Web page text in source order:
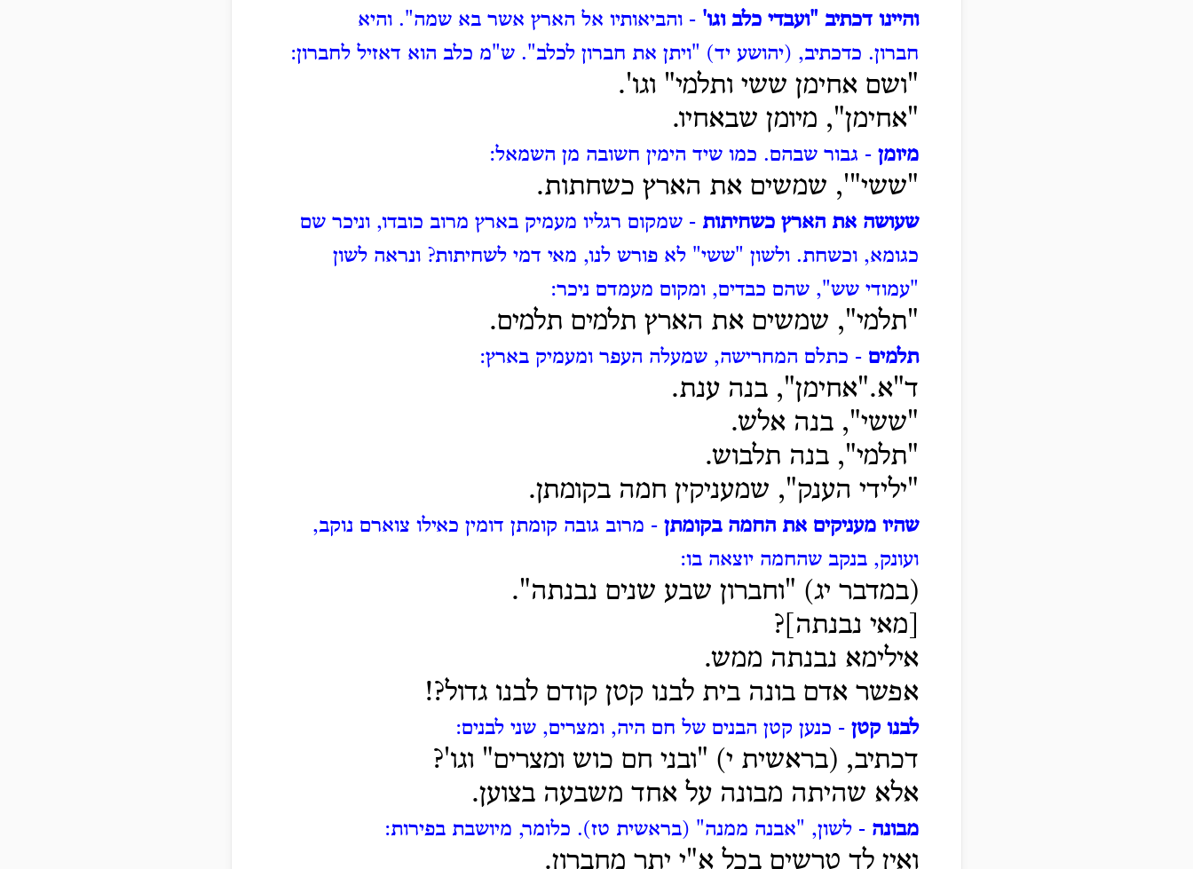
והיינו דכתיב "ועבדי כלב וגו' - והביאותיו אל הארץ אשר בא שמה". והיא
חברון. כדכתיב, (יהושע יד) "ויתן את חברון לכלב". ש"מ כלב הוא דאזיל לחברון:
"ושם אחימן ששי ותלמי" וגו'.
"אחימן", מיומן שבאחיו.
מיומן - גבור שבהם. כמו שיד הימין חשובה מן השמאל:
"ששי"', שמשים את הארץ כשחתות.
שעושה את הארץ כשחיתות - שמקום רגליו מעמיק בארץ מרוב כובדו, וניכר שם
כגומא, וכשחת. ולשון "ששי" לא פורש לנו, מאי דמי לשחיתות? ונראה לשון
"עמודי שש", שהם כבדים, ומקום מעמדם ניכר:
"תלמי", שמשים את הארץ תלמים תלמים.
תלמים - כתלם המחרישה, שמעלה העפר ומעמיק בארץ:
ד"א."אחימן", בנה ענת.
"ששי", בנה אלש.
"תלמי", בנה תלבוש.
"ילידי הענק", שמעניקין חמה בקומתן.
שהיו מעניקים את החמה בקומתן - מרוב גובה קומתן דומין כאילו צוארם נוקב,
ועונק, בנקב שהחמה יוצאה בו:
(במדבר יג) "וחברון שבע שנים נבנתה".
[מאי נבנתה]?
אילימא נבנתה ממש.
אפשר אדם בונה בית לבנו קטן קודם לבנו גדול?!
לבנו קטן - כנען קטן הבנים של חם היה, ומצרים, שני לבנים:
דכתיב, (בראשית י) "ובני חם כוש ומצרים" וגו'?
אלא שהיתה מבונה על אחד משבעה בצוען.
מבונה - לשון, "אבנה ממנה" (בראשית טז). כלומר, מיושבת בפירות:
ואין לך טרשים בכל א"י יתר מחברון.